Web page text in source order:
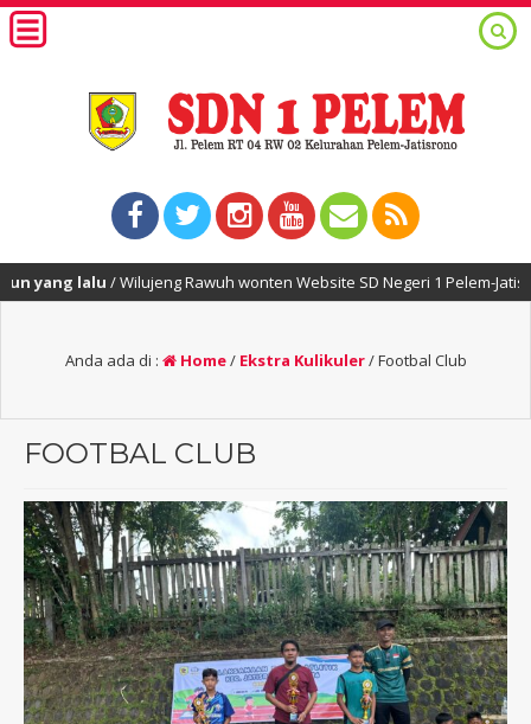
lalu/ Wilujeng Rawuh wonten Website SD Negeri 1 Pelem-Jatisrono-
Anda ada di : Home/ Ekstra Kulikuler/Footbal Club
FOOTBAL CLUB